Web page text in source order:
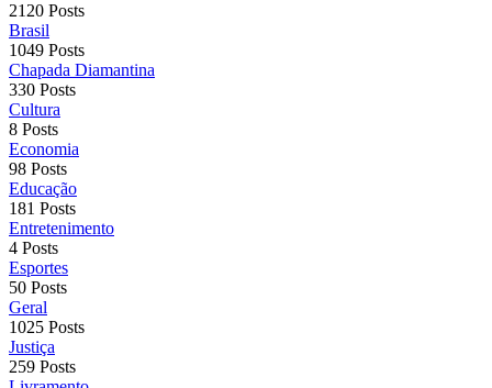
2120 Posts
Brasil
1049 Posts
Chapada Diamantina
330 Posts
Cultura
8 Posts
Economia
98 Posts
Educação
181 Posts
Entretenimento
4 Posts
Esportes
50 Posts
Geral
1025 Posts
Justiça
259 Posts